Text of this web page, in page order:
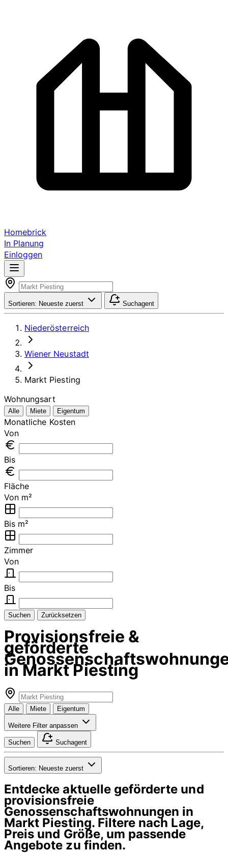
Homebrick
In Planung
Einloggen
Sortieren: Neueste zuerst Suchagent
Niederösterreich
Wiener Neustadt
Markt Piesting
Wohnungsart
Alle Miete Eigentum
Monatliche Kosten
Von
Bis
Fläche
Von m²
Bis m²
Zimmer
Von
Bis
Suchen Zurücksetzen
Provisionsfreie &
geförderte
in Markt Piesting
Alle Miete Eigentum
Weitere Filter anpassen
Suchen Suchagent
Sortieren: Neueste zuerst
Entdecke aktuelle geförderte und
provisionsfreie
Genossenschaftswohnungen in
Markt Piesting. Filtere nach Lage,
Preis und Größe, um passende
Angebote zu finden.